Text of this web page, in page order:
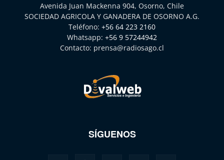
Avenida Juan Mackenna 904, Osorno, Chile
SOCIEDAD AGRICOLA Y GANADERA DE OSORNO A.G.
Teléfono: +56 64 223 2160
Whatsapp: +56 9 57244942
Contacto: prensa@radiosago.cl
SÍGUENOS